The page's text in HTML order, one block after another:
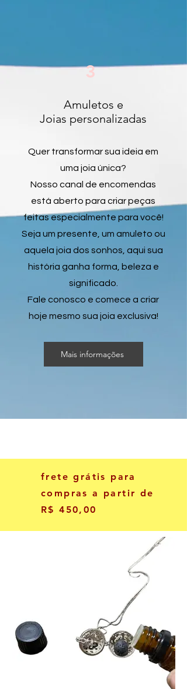
3
Amuletos e
Joias personalizadas
Quer transformar sua ideia em
uma joia única?
Nosso canal de encomendas
está aberto para criar peças
feitas especialmente para você!
Seja um presente, um amuleto ou
aquela joia dos sonhos, aqui sua
história ganha forma, beleza e
significado.
Fale conosco e comece a criar
hoje mesmo sua joia exclusiva!
Mais informações
frete grátis para
compras a partir de
R$ 450,00